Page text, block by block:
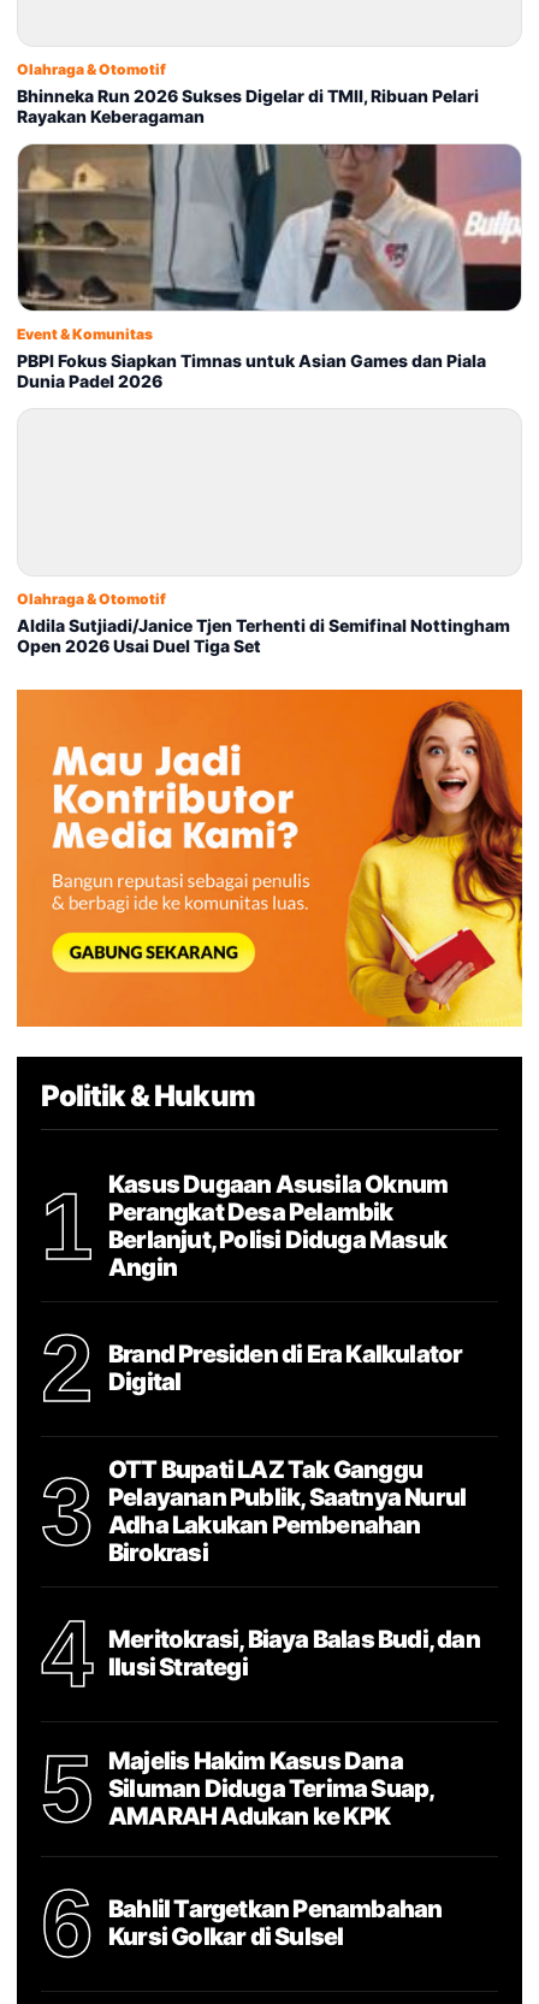
Olahraga & Otomotif
Bhinneka Run 2026 Sukses Digelar di TMII, Ribuan Pelari
Rayakan Keberagaman
Event & Komunitas
PBPI Fokus Siapkan Timnas untuk Asian Games dan Piala
Dunia Padel 2026
Olahraga & Otomotif
Aldila Sutjiadi/Janice Tjen Terhenti di Semifinal Nottingham
Open 2026 Usai Duel Tiga Set
Politik & Hukum
1
Kasus Dugaan Asusila Oknum
Perangkat Desa Pelambik
Berlanjut, Polisi Diduga Masuk
Angin
2
Brand Presiden di Era Kalkulator
Digital
3
OTT Bupati LAZ Tak Ganggu
Pelayanan Publik, Saatnya Nurul
Adha Lakukan Pembenahan
Birokrasi
4
Meritokrasi, Biaya Balas Budi, dan
Ilusi Strategi
5
Majelis Hakim Kasus Dana
Siluman Diduga Terima Suap,
AMARAH Adukan ke KPK
6
Bahlil Targetkan Penambahan
Kursi Golkar di Sulsel